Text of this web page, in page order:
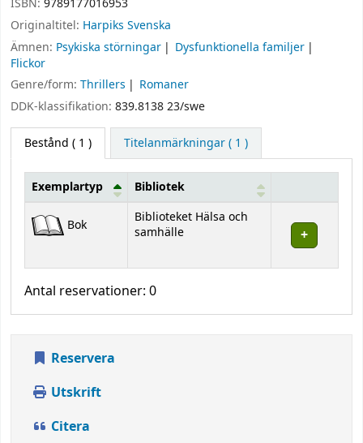
ISBN: 9789177016953
Originaltitel: Harpiks Svenska
Ämnen: Psykiska störningar
Dysfunktionella familjer
Flickor
Genre/form: Thrillers
Romaner
DDK-klassifikation: 839.8138 23/swe
Bestånd ( 1 ) Titelanmärkningar ( 1 )
Bestånd
Exemplartyp Bibliotek
Bok
Biblioteket Hälsa och
samhälle
Antal reservationer: 0
Reservera
Utskrift
Citera